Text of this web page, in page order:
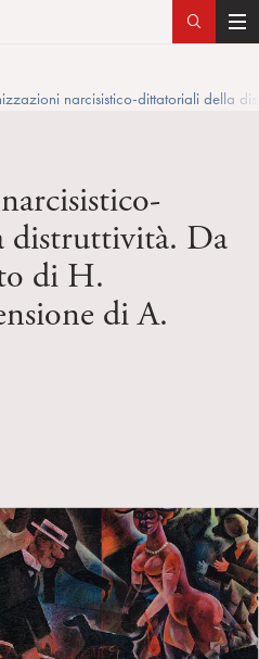
T
g
narcisistico-dittatoriali della
distruttività. Da
di H.
di A.